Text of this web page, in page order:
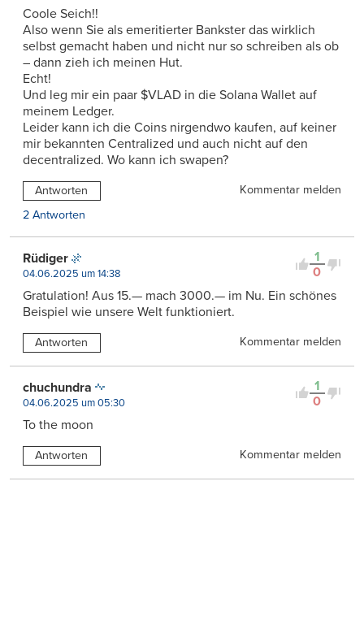
Coole Seich!!
Also wenn Sie als emeritierter Bankster das wirklich
selbst gemacht haben und nicht nur so schreiben als ob
– dann zieh ich meinen Hut.
Echt!
Und leg mir ein paar $VLAD in die Solana Wallet auf
meinem Ledger.
Leider kann ich die Coins nirgendwo kaufen, auf keiner
mir bekannten Centralized und auch nicht auf den
decentralized. Wo kann ich swapen?
Antworten
Kommentar melden
2 Antworten
1
0
Rüdiger
04.06.2025 um 14:38
Gratulation! Aus 15.— mach 3000.— im Nu. Ein schönes
Beispiel wie unsere Welt funktioniert.
Antworten Kommentar melden
1
0
chuchundra
04.06.2025 um 05:30
To the moon
Antworten Kommentar melden